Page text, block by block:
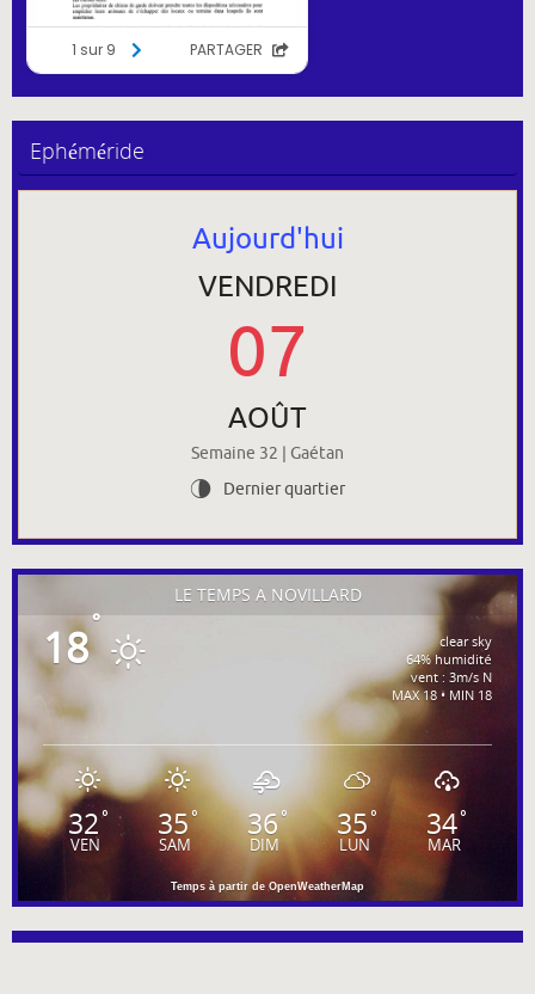
Ephéméride
Aujourd'hui
VENDREDI
07
AOÛT
Semaine 32 | Gaétan
U Dernier quartier
LE TEMPS À NOVILLARD
18°
clear sky
64% humidité
vent : 3m/s N
MAX 18 • MIN 18
32°
VEN
35°
SAM
36°
DIM
35°
LUN
34°
MAR
Temps à partir de OpenWeatherMap